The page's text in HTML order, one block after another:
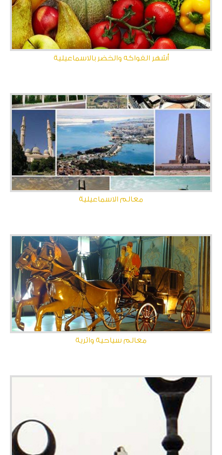
أشهر الفواكه والخضر بالاسماعيلية
معالم الاسماعيلية
معالم سياحية واثرية